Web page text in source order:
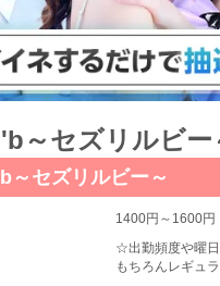
～セズリルビー
～セズリルビー～
1400円～1600円
☆出勤頻度や曜
もちろんレギュ